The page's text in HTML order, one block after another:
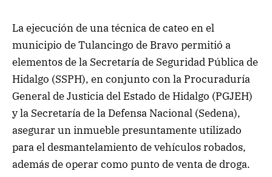
La ejecución de una técnica de cateo en el
municipio de Tulancingo de Bravo permitió a
elementos de la Secretaría de Seguridad Pública de
Hidalgo (SSPH), en conjunto con la Procuraduría
General de Justicia del Estado de Hidalgo (PGJEH)
y la Secretaría de la Defensa Nacional (Sedena),
asegurar un inmueble presuntamente utilizado
para el desmantelamiento de vehículos robados,
además de operar como punto de venta de droga.